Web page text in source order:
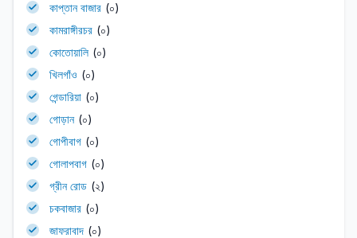
কাপ্তান বাজার (০)
কামরাঙ্গীরচর (০)
কোতোয়ালি (০)
খিলগাঁও (০)
গেন্ডারিয়া (০)
গোড়ান (০)
গোপীবাগ (০)
গোলাপবাগ (০)
গ্রীন রোড (২)
চকবাজার (০)
জাফরাবাদ (০)